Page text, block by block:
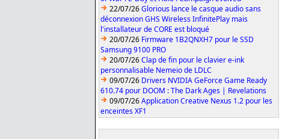
22/07/26Glorious lance le casque audio sans
déconnexion GHS Wireless InfinitePlay mais
l'installateur de CORE est bloqué
20/07/26 Firmware 1B2QNXH7 pour le SSD
Samsung 9100 PRO
20/07/26Clap de fin pour le clavier e-ink
personnalisable Nemeio de LDLC
09/07/26 Drivers NVIDIA GeForce Game Ready
610.74 pour DOOM : The Dark Ages | Revelations
09/07/26Application Creative Nexus 1.2 pour les
enceintes XF1